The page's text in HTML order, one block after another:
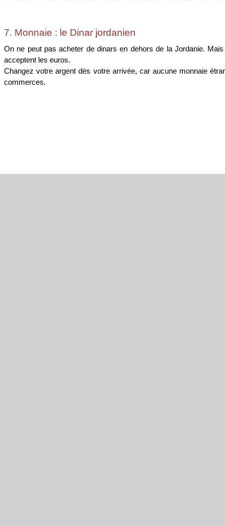
7. Monnaie : le Dinar jordanien
On ne peut pas acheter de dinars en dehors de la Jordanie.
acceptent les euros.
Changez votre argent dès votre arrivée, car aucune monnaie
commerces.